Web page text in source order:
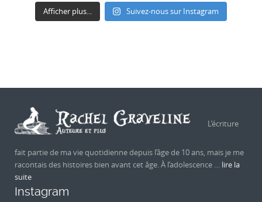
Afficher plus... Suivez-nous sur Instagram
L’écriture
fait partie de ma vie quotidienne depuis l’âge de 10 ans, mais je me
racontais des histoires bien avant cet âge. À l’adolescence … lire la
suite
Instagram